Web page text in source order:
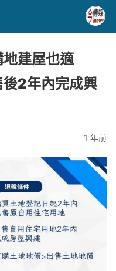
建屋也適
2年內完成興
1 年前